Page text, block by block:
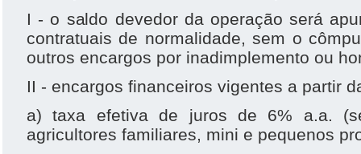
I - o saldo devedor da operação será
contratuais de normalidade, sem o
outros encargos por inadimplemento ou
II - encargos financeiros vigentes a partir
a) taxa efetiva de juros de 6% a.a.
agricultores familiares, mini e pequenos